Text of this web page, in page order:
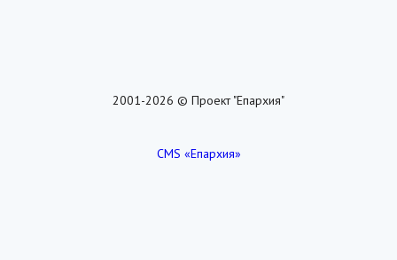
2001-2026 © Проект "Епархия"
CMS «Епархия»